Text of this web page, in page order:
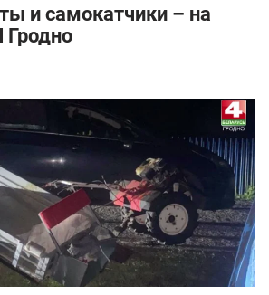
и самокатчики – на
Гродно